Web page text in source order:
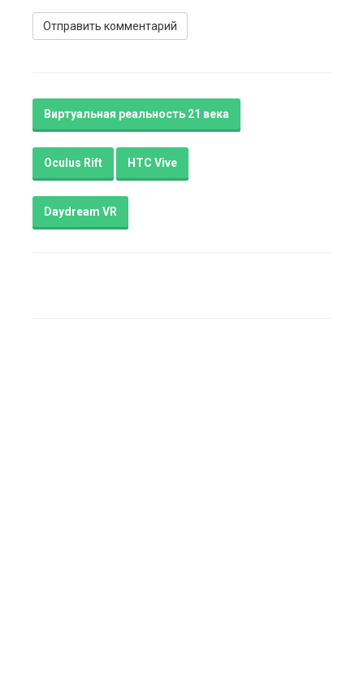
Виртуальная реальность 21 века
Oculus Rift HTC Vive
Daydream VR